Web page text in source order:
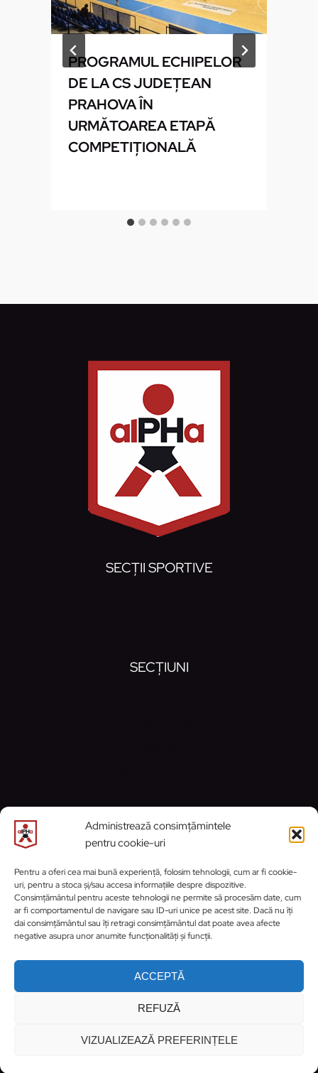
Administrează consimțămintele
pentru cookie-uri
Pentru a oferi cea mai bună experiență, folosim tehnologii, cum ar fi cookie-
uri, pentru a stoca și/sau accesa informațiile despre dispozitive.
Consimțământul pentru aceste tehnologii ne permite să procesăm date, cum
ar fi comportamentul de navigare sau ID-uri unice pe acest site. Dacă nu îți
dai consimțământul sau îți retragi consimțământul dat poate avea afecte
negative asupra unor anumite funcționalități și funcții.
ACCEPTĂ
REFUZĂ
VIZUALIZEAZĂ PREFERINȚELE
PROGRAMUL ECHIPELOR
DE LA CS JUDEŢEAN
PRAHOVA ÎN
URMĂTOAREA ETAPĂ
COMPETIŢIONALĂ
SECȚII SPORTIVE
SECȚIUNI
CONTACT
https://www.facebook.com/
https://www.instagram.com/
WhatsApp
dezvoltat și întreținut deHONTRYKE